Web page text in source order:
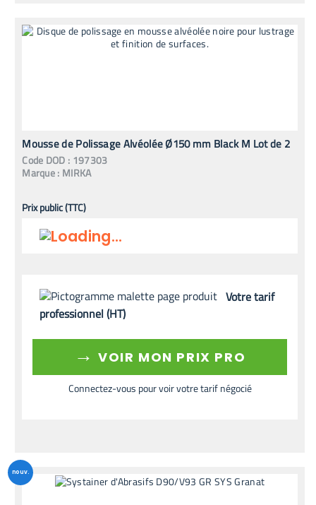
Mousse de Polissage Alvéolée Ø150 mm Black M Lot de 2
Code DOD : 197303
Marque : MIRKA
Prix public (TTC)
Votre tarif
professionnel (HT)
→ VOIR MON PRIX PRO
Connectez-vous pour voir votre tarif négocié
nouv.